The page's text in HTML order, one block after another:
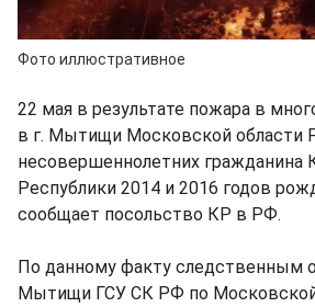
Фото иллюстративное
22 мая в результате пожара в
в г. Мытищи Московской области
несовершеннолетних гражданина
Республики 2014 и 2016 годов
сообщает посольство КР в РФ.
По данному факту следственным
Мытищи ГСУ СК РФ по